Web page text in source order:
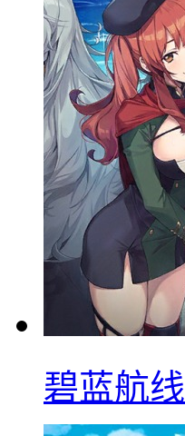
碧蓝航